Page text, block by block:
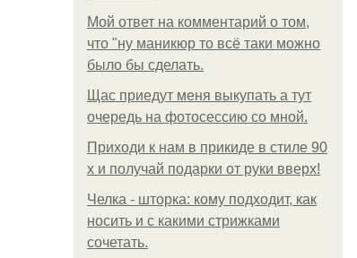
Мой ответ на комментарий о том,
что "ну маникюр то всё таки можно
было бы сделать.
Щас приедут меня выкупать а тут
очередь на фотосессию со мной.
Приходи к нам в прикиде в стиле 90
х и получай подарки от руки вверх!
Челка - шторка: кому подходит, как
носить и с какими стрижками
сочетать.